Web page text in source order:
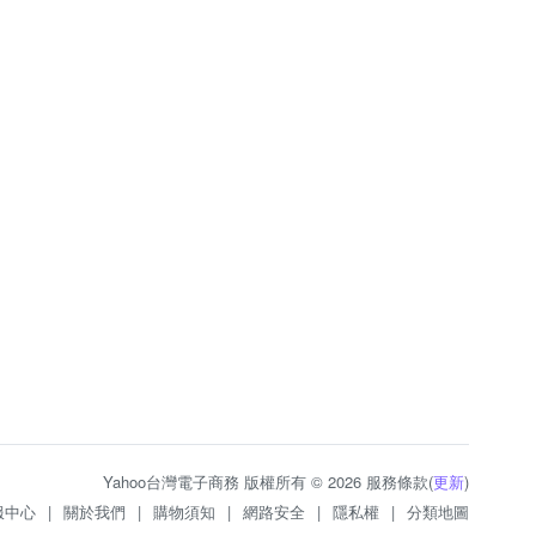
Yahoo台灣電子商務 版權所有 © 2026 服務條款(更新)
中心 | 關於我們 | 購物須知 | 網路安全 | 隱私權 | 分類地圖